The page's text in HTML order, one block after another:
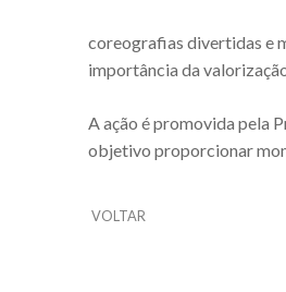
coreografias divertidas e
importância da
A ação é promovida pela
objetivo proporcionar
VOLTAR